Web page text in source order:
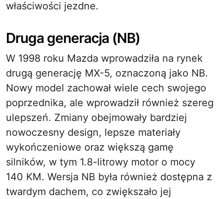
właściwości jezdne.
Druga generacja (NB)
W 1998 roku Mazda wprowadziła na rynek
drugą generację MX-5, oznaczoną jako NB.
Nowy model zachował wiele cech swojego
poprzednika, ale wprowadził również szereg
ulepszeń. Zmiany obejmowały bardziej
nowoczesny design, lepsze materiały
wykończeniowe oraz większą gamę
silników, w tym 1.8-litrowy motor o mocy
140 KM. Wersja NB była również dostępna z
twardym dachem, co zwiększało jej